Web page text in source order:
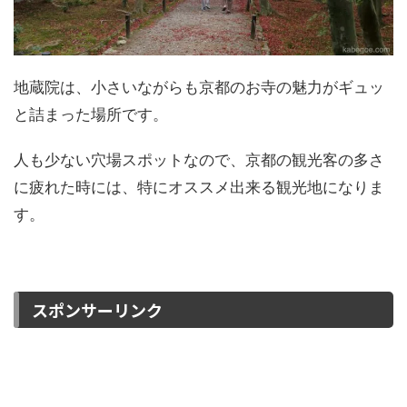
地蔵院は、小さいながらも京都のお寺の魅力がギュッ
と詰まった場所です。
人も少ない穴場スポットなので、京都の観光客の多さ
に疲れた時には、特にオススメ出来る観光地になりま
す。
スポンサーリンク